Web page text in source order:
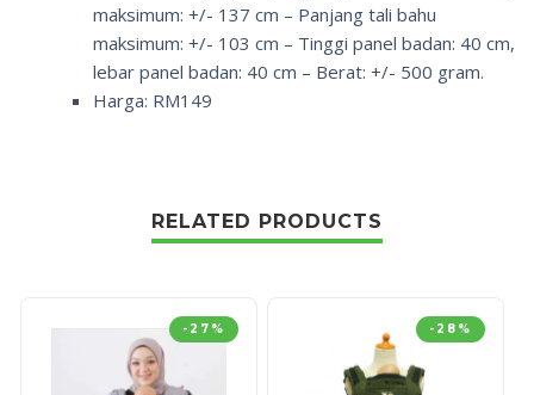
maksimum: +/- 137 cm – Panjang tali bahu
maksimum: +/- 103 cm – Tinggi panel badan: 40 cm,
lebar panel badan: 40 cm – Berat: +/- 500 gram.
Harga: RM149
RELATED PRODUCTS
-27% -28%